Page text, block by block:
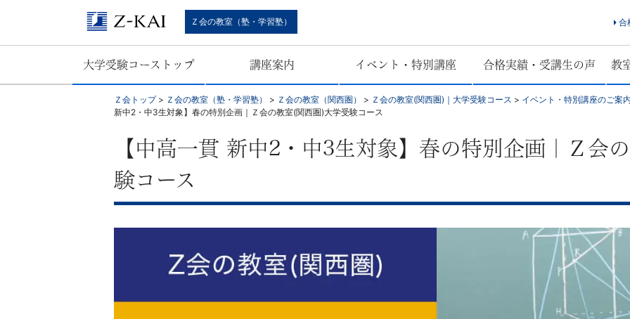
関
校
Ｚ会の教室（塾・学習塾） 合
大学受験コーストップ 講座案内 イベント・特別講座 合格実績・受講生の声 教
Ｚ会トップ> Ｚ会の教室（塾・学習塾） > Ｚ会の教室（関西圏） > Ｚ会の教室(関西圏)｜大学受験コース > イベント・特別講座のご案
新中2・中3生対象】春の特別企画｜Ｚ会の教室(関西圏)大学受験コース
【中高一貫 新中2・中3生対象】春の特別企画｜Ｚ会
験コース